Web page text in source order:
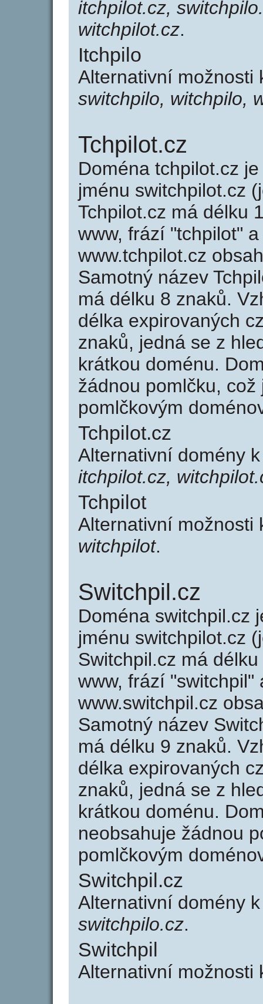
itchpilot.cz,
witchpilot.cz.
Itchpilo
Alternativní
switchpilo, witchpilo,
Tchpilot.cz
Doména tchpilot.cz
jménu switchpilot.cz
Tchpilot.cz má délku
www, frází "tchpilot"
www.tchpilot.cz
Samotný název
má délku 8 znaků.
délka expirovaných
znaků, jedná se z
krátkou doménu.
žádnou pomlčku,
pomlčkovým
Tchpilot.cz
Alternativní domény
itchpilot.cz,
Tchpilot
Alternativní
witchpilot.
Switchpil.cz
Doména switchpil.cz
jménu switchpilot.cz
Switchpil.cz má
www, frází "switchpil"
www.switchpil.cz
Samotný název
má délku 9 znaků.
délka expirovaných
znaků, jedná se z
krátkou doménu.
neobsahuje žádnou
pomlčkovým
Switchpil.cz
Alternativní domény
switchpilo.cz.
Switchpil
Alternativní